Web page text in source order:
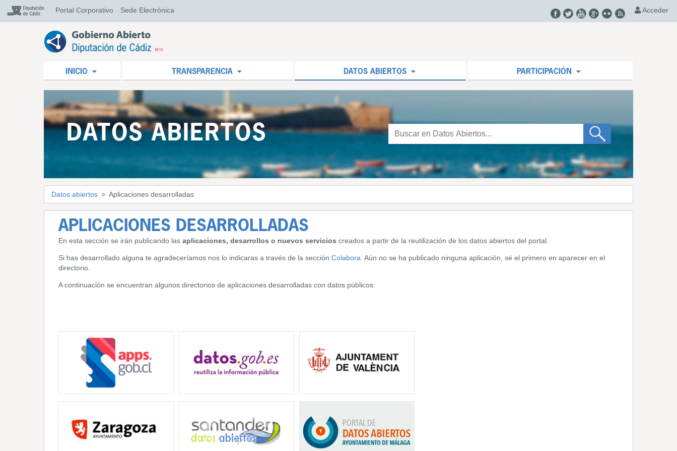
Portal Corporativo Sede Electrónica Acceder
INICIO TRANSPARENCIA DATOS ABIERTOS PARTICIPACIÓN
DATOS ABIERTOS
Datos abiertos Aplicaciones desarrolladas
APLICACIONES DESARROLLADAS
En esta sección se irán publicando las aplicaciones, desarrollos o nuevos servicios creados a partir de la reutilización de los datos abiertos del portal.
Si has desarrollado alguna te agradeceríamos nos lo indicaras a través de la sección Colabora . Aún no se ha publicado ninguna aplicación, sé el primero en aparecer en el
directorio.
A continuación se encuentran algunos directorios de aplicaciones desarrolladas con datos públicos: